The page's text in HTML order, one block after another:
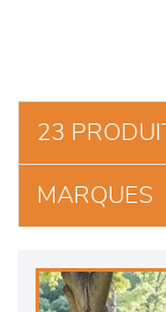
literie
cuisine &
23
MARQUES